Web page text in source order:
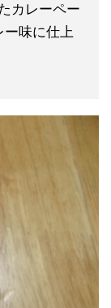
カレーペー
ー味に仕上